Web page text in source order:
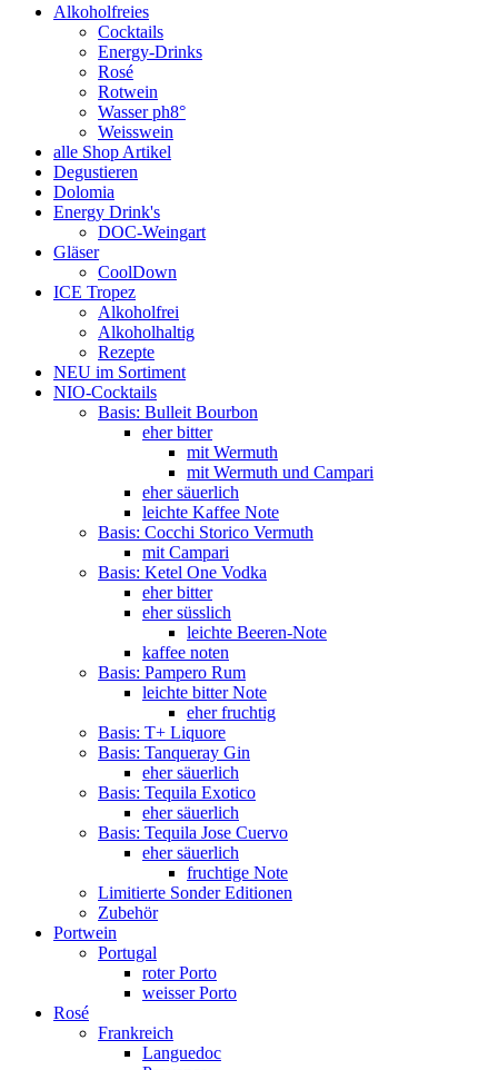
Alkoholfreies
Cocktails
Energy-Drinks
Rosé
Rotwein
Wasser ph8°
Weisswein
alle Shop Artikel
Degustieren
Dolomia
Energy Drink's
DOC-Weingart
Gläser
CoolDown
ICE Tropez
Alkoholfrei
Alkoholhaltig
Rezepte
NEU im Sortiment
NIO-Cocktails
Basis: Bulleit Bourbon
eher bitter
mit Wermuth
mit Wermuth und Campari
eher säuerlich
leichte Kaffee Note
Basis: Cocchi Storico Vermuth
mit Campari
Basis: Ketel One Vodka
eher bitter
eher süsslich
leichte Beeren-Note
kaffee noten
Basis: Pampero Rum
leichte bitter Note
eher fruchtig
Basis: T+ Liquore
Basis: Tanqueray Gin
eher säuerlich
Basis: Tequila Exotico
eher säuerlich
Basis: Tequila Jose Cuervo
eher säuerlich
fruchtige Note
Limitierte Sonder Editionen
Zubehör
Portwein
Portugal
roter Porto
weisser Porto
Rosé
Frankreich
Languedoc